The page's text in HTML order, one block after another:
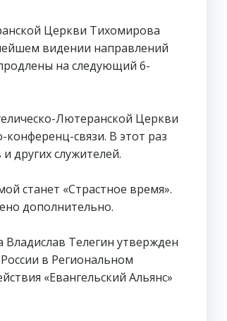
Церкви Тихомирова
видении направлений
на следующий 6-
Лютеранской Церкви
конференц-связи. В этот раз
других служителей.
станет «Страстное время».
дополнительно.
Телегин утвержден
в Региональном
«Евангельский Альянс»